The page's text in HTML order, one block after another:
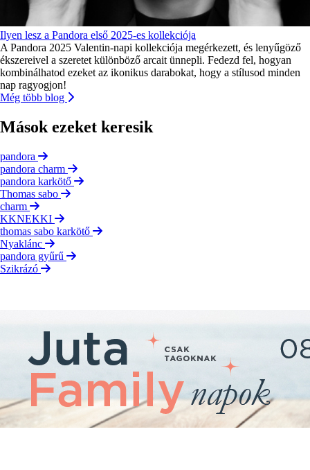
Ilyen lesz a Pandora első 2025-es kollekciója
A Pandora 2025 Valentin-napi kollekciója megérkezett, és lenyűgöző
ékszereivel a szeretet különböző arcait ünnepli. Fedezd fel, hogyan
kombinálhatod ezeket az ikonikus darabokat, hogy a stílusod minden
nap ragyogjon!
Még több blog
Mások ezeket keresik
pandora
pandora charm
pandora karkötő
Thomas sabo
charm
KKNEKKI
thomas sabo karkötő
Nyaklánc
pandora gyűrű
Szikrázó